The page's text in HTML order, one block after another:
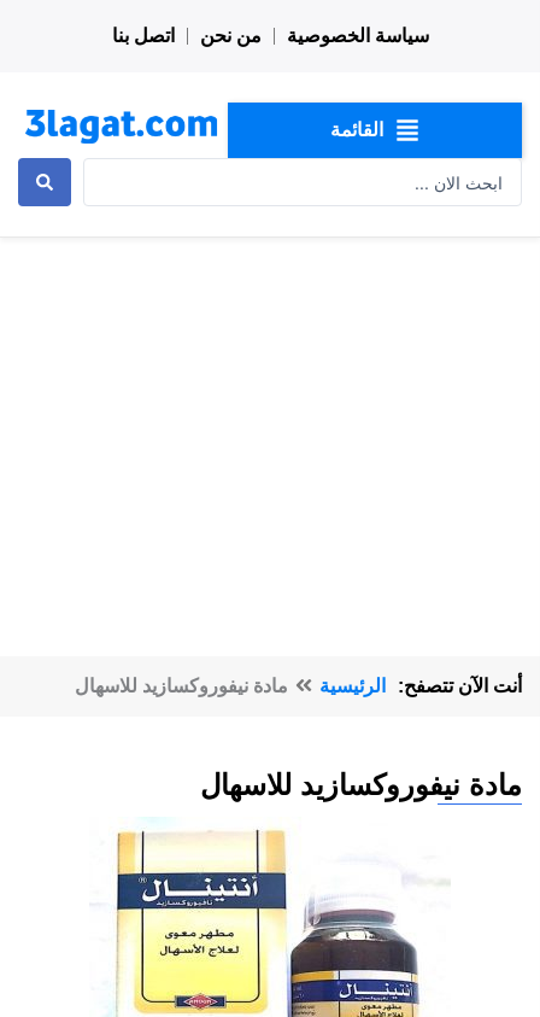
سياسة الخصوصية من نحن اتصل بنا
القائمة
أنت الآن تتصفح: الرئيسية مادة نيفوروكسازيد للاسهال
مادة نيفوروكسازيد للاسهال